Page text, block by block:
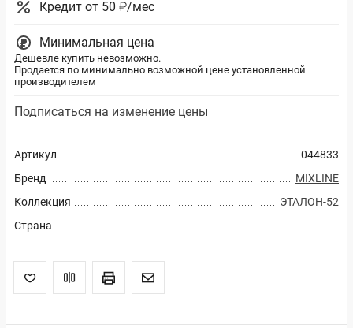
Артикул
044833
Бренд
MIXLINE
Коллекция
ЭТАЛОН-52
Страна
Кредит от 50 ₽/мес
Минимальная цена
Дешевле купить невозможно.
Продается по минимально возможной цене установленной
производителем
Подписаться на изменение цены